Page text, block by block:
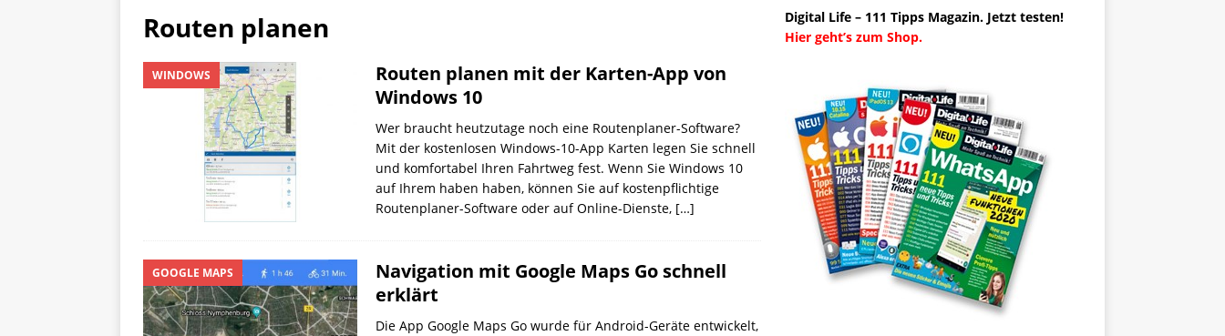
Routen planen
WINDOWS
Routen planen mit der Karten-App von
Windows 10
Wer braucht heutzutage noch eine Routenplaner-Software?
Mit der kostenlosen Windows-10-App Karten legen Sie schnell
und komfortabel Ihren Fahrtweg fest. Wenn Sie Windows 10
auf Ihrem haben haben, können Sie auf kostenpflichtige
Routenplaner-Software oder auf Online-Dienste, […]
GOOGLE MAPS
Navigation mit Google Maps Go schnell
erklärt
Die App Google Maps Go wurde für Android-Geräte entwickelt,
Digital Life – 111 Tipps Magazin. Jetzt testen!
Hier geht’s zum Shop.